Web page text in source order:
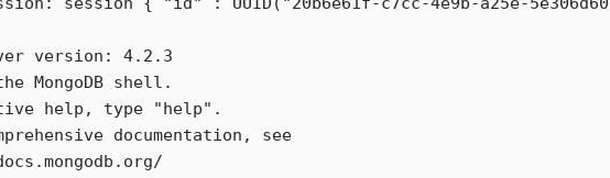
version: 4.2.3
MongoDB shell.
help, type "help".
documentation, see
docs.mongodb.org/